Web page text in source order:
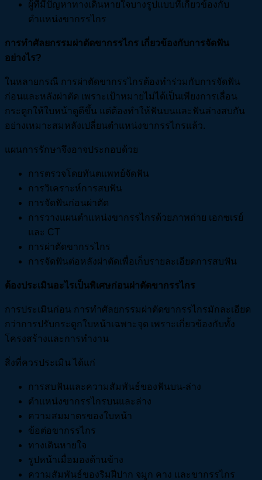
ผู้ที่มีปัญหาทางเดินหายใจบางรูปแบบที่เกี่ยวข้องกับ
ตำแหน่งขากรรไกร
การทำศัลยกรรมผ่าตัดขากรรไกร เกี่ยวข้องกับการจัดฟัน
อย่างไร?
ในหลายกรณี การผ่าตัดขากรรไกรต้องทำร่วมกับการจัดฟัน
ก่อนและหลังผ่าตัด เพราะเป้าหมายไม่ได้เป็นเพียงการเลื่อน
กระดูกให้ใบหน้าดูดีขึ้น แต่ต้องทำให้ฟันบนและฟันล่างสบกัน
อย่างเหมาะสมหลังเปลี่ยนตำแหน่งขากรรไกรแล้ว.
แผนการรักษาจึงอาจประกอบด้วย
การตรวจโดยทันตแพทย์จัดฟัน
การวิเคราะห์การสบฟัน
การจัดฟันก่อนผ่าตัด
การวางแผนตำแหน่งขากรรไกรด้วยภาพถ่าย เอกซเรย์
และ CT
การผ่าตัดขากรรไกร
การจัดฟันต่อหลังผ่าตัดเพื่อเก็บรายละเอียดการสบฟัน
ต้องประเมินอะไรเป็นพิเศษก่อนผ่าตัดขากรรไกร
การประเมินก่อน การทำศัลยกรรมผ่าตัดขากรรไกรมักละเอียด
กว่าการปรับกระดูกใบหน้าเฉพาะจุด เพราะเกี่ยวข้องกับทั้ง
โครงสร้างและการทำงาน
สิ่งที่ควรประเมิน ได้แก่
การสบฟันและความสัมพันธ์ของฟันบน-ล่าง
ตำแหน่งขากรรไกรบนและล่าง
ความสมมาตรของใบหน้า
ข้อต่อขากรรไกร
ทางเดินหายใจ
รูปหน้าเมื่อมองด้านข้าง
ความสัมพันธ์ของริมฝีปาก จมูก คาง และขากรรไกร